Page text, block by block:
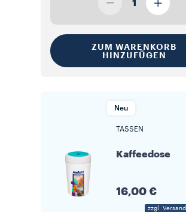
1
ZUM WARENKORB
HINZUFÜGEN
Neu
TASSEN
Kaffeedose
16,00 €
zzgl. Versand